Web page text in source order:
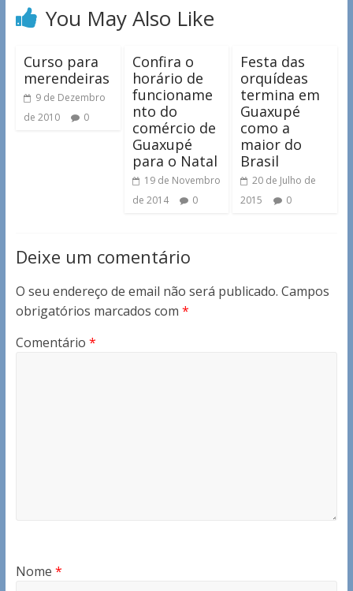
You May Also Like
Curso para
merendeiras
9 de Dezembro
de 2010
0
Confira o
horário de
funcioname
nto do
comércio de
Guaxupé
para o Natal
19 de Novembro
de 2014
0
Festa das
orquídeas
termina em
Guaxupé
como a
maior do
Brasil
20 de Julho de
2015
0
Deixe um comentário
O seu endereço de email não será publicado. Campos
obrigatórios marcados com *
Comentário *
Nome *